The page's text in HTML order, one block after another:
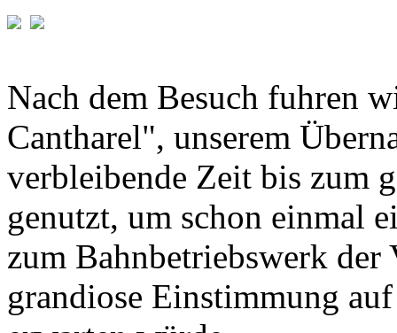
Nach dem Besuch fuhren
Cantharel", unserem
verbleibende Zeit bis zum
genutzt, um schon einmal
zum Bahnbetriebswerk
grandiose Einstimmung